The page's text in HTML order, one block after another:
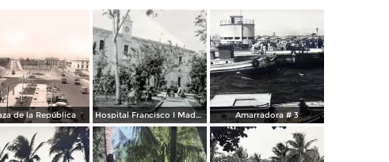
de la República Hospital Francisco I Madero. Amarradora # 3